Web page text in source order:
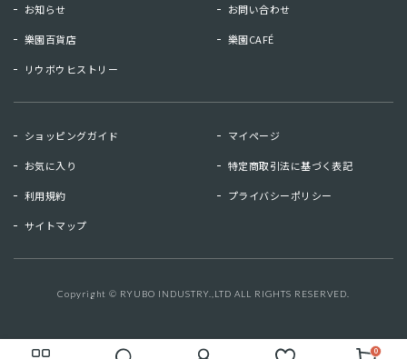
樂園CAFE
お知らせ お問い合わせ
樂園百貨店 樂園CAFÉ
リウボウヒストリー
ショッピングガイド マイページ
お気に入り 特定商取引法に基づく表記
利用規約 プライバシーポリシー
サイトマップ
Copyright © RYUBO INDUSTRY.,LTD ALL RIGHTS RESERVED.
0